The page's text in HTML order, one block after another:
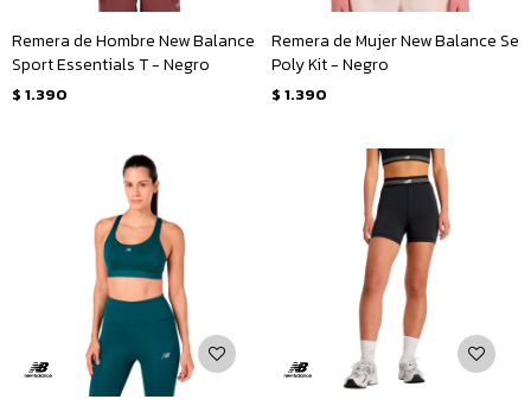
Remera de Hombre New Balance
Sport Essentials T - Negro
$ 1.390
Remera de Mujer New Balance Se
Poly Kit - Negro
$ 1.390